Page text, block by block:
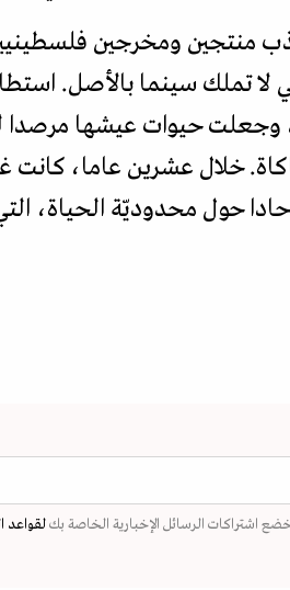
منتجين ومخرجين
لا تملك سينما بالأصل.
وجعلت حيوات عيشها مرصدا
خلال عشرين عاما،
حادا حول محدوديّة الحياة،
اشتراكات الرسائل الإخبارية الخاصة بك